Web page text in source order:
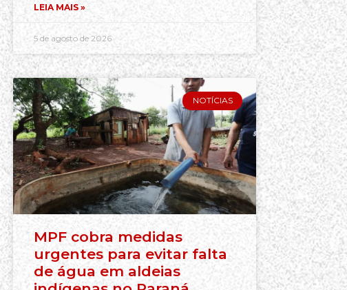
LEIA MAIS »
5 de agosto de 2026
NOTÍCIAS
MPF cobra medidas
urgentes para evitar falta
de água em aldeias